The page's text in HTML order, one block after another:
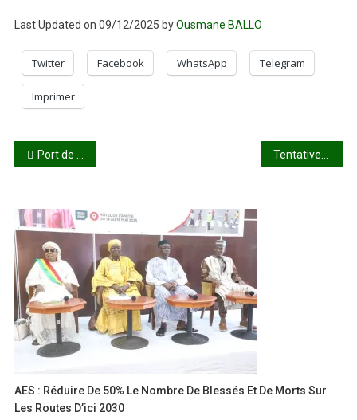
Last Updated on 09/12/2025 byOusmane BALLO
Twitter Facebook WhatsApp Telegram
Imprimer
Navigation
l’article
Port de Conakry : L’équation de la désertion malienne Tentative de coup d’État au Bénin : le gouvernement remercie la CEDEAO pour son appui décisif
AES : Réduire De 50% Le Nombre De Blessés Et De Morts Sur
Les Routes D’ici 2030